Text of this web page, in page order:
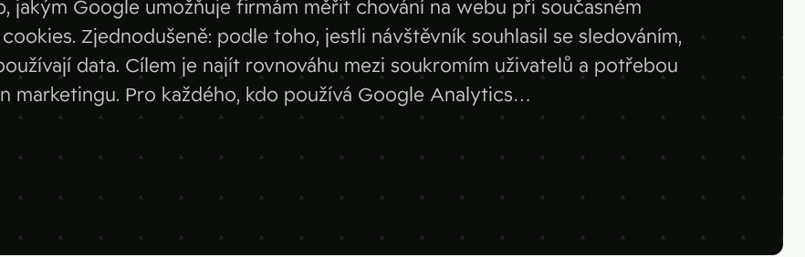
Merk
SimilarWeb
Pipedrive
jakým Google umožňuje firmám měřit chování na webu při současném
Zjednodušeně: podle toho, jestli návštěvník souhlasil se sledováním,
data. Cílem je najít rovnováhu mezi soukromím uživatelů a potřebou
marketingu. Pro každého, kdo používá Google Analytics…